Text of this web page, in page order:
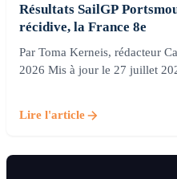
Résultats SailGP
récidive, la France 8e
Par Toma Kerneis, rédacteur
2026 Mis à jour le 27 juillet
Lire l'article